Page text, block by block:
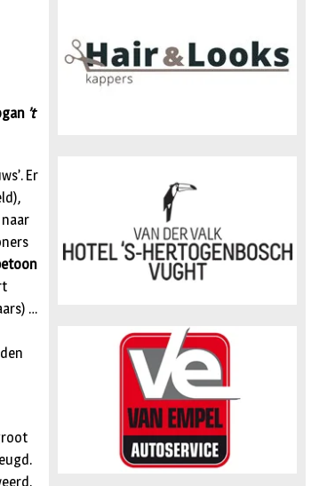
’t
Er
…